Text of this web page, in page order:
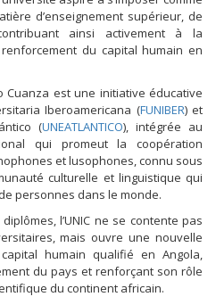
d’enseignement supérieur, de
ainsi activement à la
du capital humain en
Cuanza est une initiative éducative
Iberoamericana (FUNIBER) et
(UNEATLANTICO), intégrée au
qui promeut la coopération
et lusophones, connu sous
culturelle et linguistique qui
personnes dans le monde.
l’UNIC ne se contente pas
mais ouvre une nouvelle
humain qualifié en Angola,
du pays et renforçant son rôle
du continent africain.